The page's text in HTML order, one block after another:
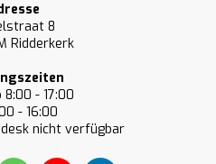
8
Ridderkerk
8:00 - 17:00
- 16:00
nicht verfügbar